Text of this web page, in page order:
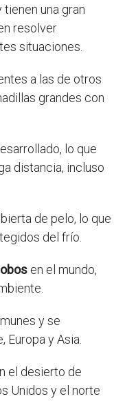
una gran
resolver
situaciones.
a las de otros
grandes con
lo que
distancia, incluso
de pelo, lo que
del frío.
en el mundo,
y se
y Asia.
el desierto de
Unidos y el norte